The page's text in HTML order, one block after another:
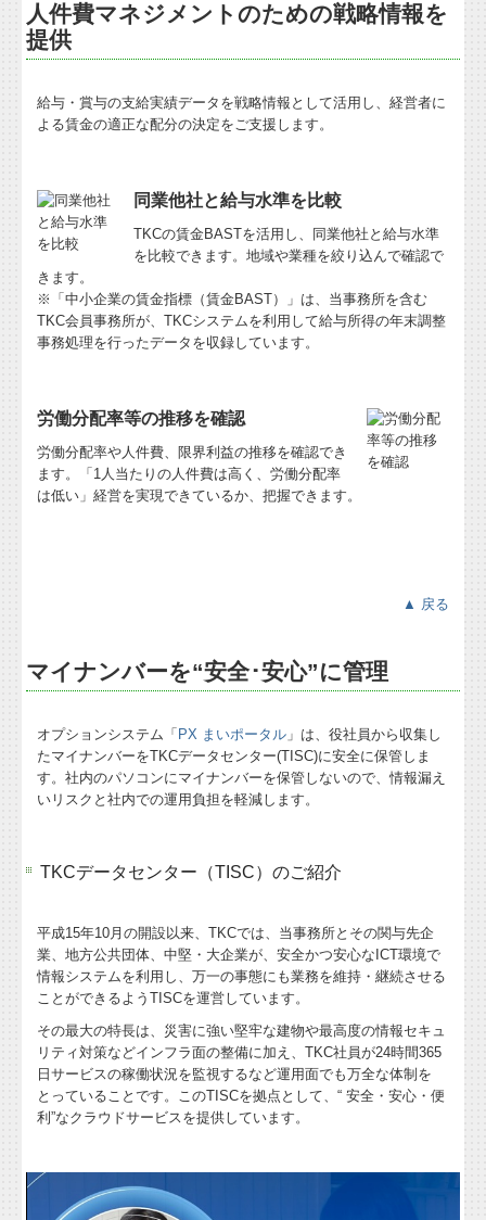
人件費マネジメントのための戦略情報を
提供
給与・賞与の支給実績データを戦略情報として活用し、経営者に
よる賃金の適正な配分の決定をご支援します。
同業他社と給与水準を比較
TKCの賃金BASTを活用し、同業他社と給与水準
を比較できます。地域や業種を絞り込んで確認で
きます。
※「中小企業の賃金指標（賃金BAST）」は、当事務所を含む
TKC会員事務所が、TKCシステムを利用して給与所得の年末調整
事務処理を行ったデータを収録しています。
労働分配率等の推移を確認
労働分配率や人件費、限界利益の推移を確認でき
ます。「1人当たりの人件費は高く、労働分配率
は低い」経営を実現できているか、把握できます。
▲ 戻る
マイナンバーを“安全･安心”に管理
オプションシステム「 PX まいポータル 」は、役社員から収集し
たマイナンバーをTKCデータセンター(TISC)に安全に保管しま
す。社内のパソコンにマイナンバーを保管しないので、情報漏え
いリスクと社内での運用負担を軽減します。
TKCデータセンター（TISC）のご紹介
平成15年10月の開設以来、TKCでは、当事務所とその関与先企
業、地方公共団体、中堅・大企業が、安全かつ安心なICT環境で
情報システムを利用し、万一の事態にも業務を維持・継続させる
ことができるようTISCを運営しています。
その最大の特長は、災害に強い堅牢な建物や最高度の情報セキュ
リティ対策などインフラ面の整備に加え、TKC社員が24時間365
日サービスの稼働状況を監視するなど運用面でも万全な体制を
とっていることです。このTISCを拠点として、“ 安全・安心・便
利”なクラウドサービスを提供しています。